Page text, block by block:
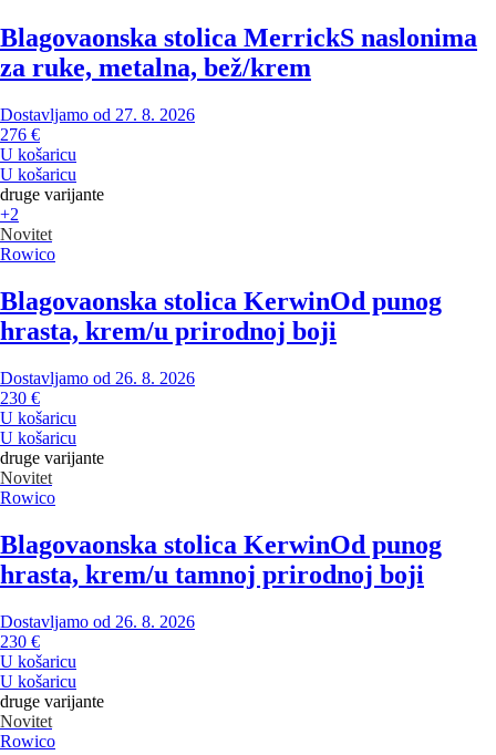
Blagovaonska stolica MerrickS naslonima
za ruke, metalna, bež/krem
Dostavljamo od 27. 8. 2026
276 €
U košaricu
U košaricu
druge varijante
+2
Novitet
Rowico
Blagovaonska stolica KerwinOd punog
hrasta, krem/u prirodnoj boji
Dostavljamo od 26. 8. 2026
230 €
U košaricu
U košaricu
druge varijante
Novitet
Rowico
Blagovaonska stolica KerwinOd punog
hrasta, krem/u tamnoj prirodnoj boji
Dostavljamo od 26. 8. 2026
230 €
U košaricu
U košaricu
druge varijante
Novitet
Rowico